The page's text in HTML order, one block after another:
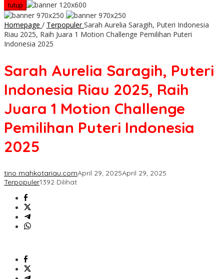
tutup
Homepage / Terpopuler Sarah Aurelia Saragih, Puteri Indonesia
Riau 2025, Raih Juara 1 Motion Challenge Pemilihan Puteri
Indonesia 2025
Sarah Aurelia Saragih, Puteri
Indonesia Riau 2025, Raih
Juara 1 Motion Challenge
Pemilihan Puteri Indonesia
2025
tino mahkotariau.comApril 29, 2025April 29, 2025
Terpopuler1392 Dilihat